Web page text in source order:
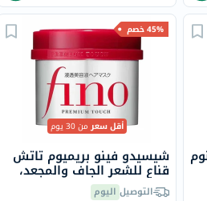
45% خصم
أقل سعرمن 30 يوم
شيسيدو فينو بريميوم تاتش
قناع للشعر الجاف والمجعد،
230 جرامالتوصيل اليوم